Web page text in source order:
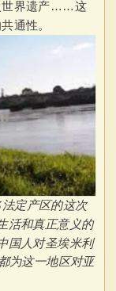
世界遗产……这
通性。
定产区的这次
活和真正意义的
国人对圣埃米利
为这一地区对亚